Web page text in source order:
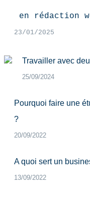
en rédaction
23/01/2025
Travailler avec
25/09/2024
Pourquoi faire une
?
20/09/2022
A quoi sert un
13/09/2022